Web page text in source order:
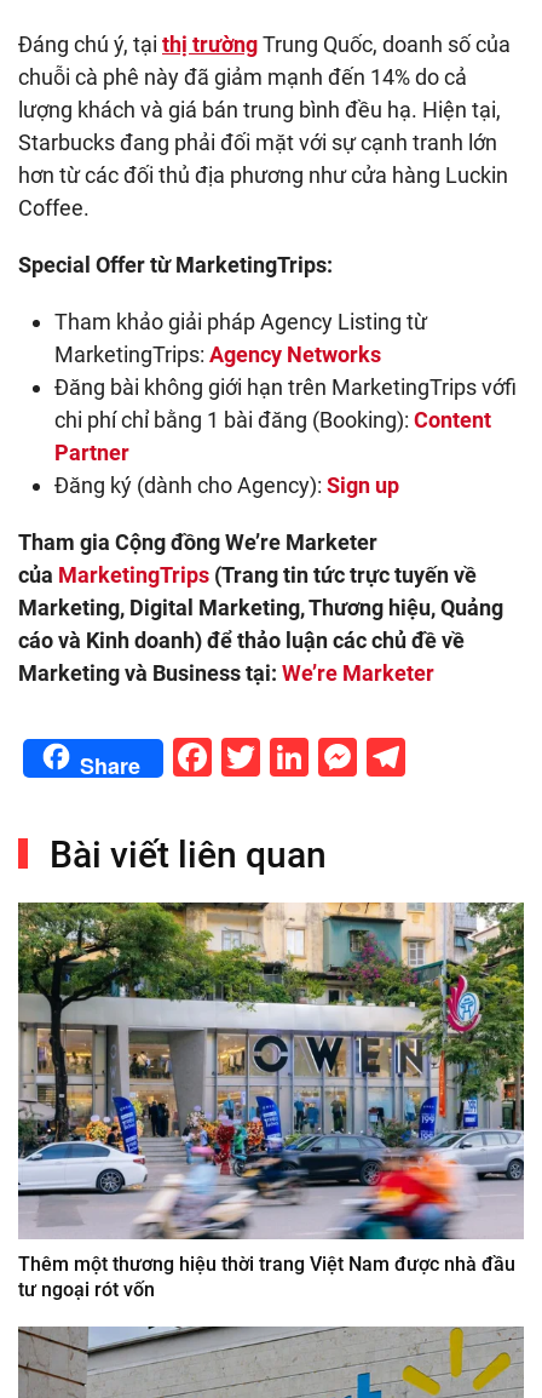
Đáng chú ý, tại thị trườngTrung Quốc, doanh số của
chuỗi cà phê này đã giảm mạnh đến 14% do cả
lượng khách và giá bán trung bình đều hạ. Hiện tại,
Starbucks đang phải đối mặt với sự cạnh tranh lớn
hơn từ các đối thủ địa phương như cửa hàng Luckin
Coffee.
Special Offer từ MarketingTrips:
Tham khảo giải pháp Agency Listing từ
MarketingTrips: Agency Networks
Đăng bài không giới hạn trên MarketingTrips vớfi
chi phí chỉ bằng 1 bài đăng (Booking): Content
Partner
Đăng ký (dành cho Agency): Sign up
Tham gia Cộng đồng We’re Marketer
của MarketingTrips (Trang tin tức trực tuyến về
Marketing, Digital Marketing, Thương hiệu, Quảng
cáo và Kinh doanh) để thảo luận các chủ đề về
Marketing và Business tại: We’re Marketer
Share Facebook
Twitter
LinkedIn
Bài viết liên quan
Thêm một thương hiệu thời trang Việt Nam được nhà đầu
tư ngoại rót vốn